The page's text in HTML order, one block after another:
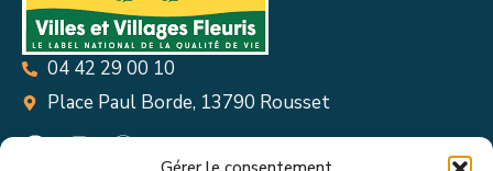
04 42 29 00 10
Place Paul Borde, 13790 Rousset